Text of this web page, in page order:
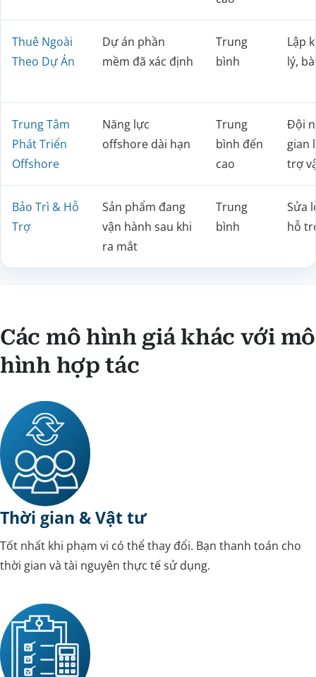
Thuê Ngoài
Theo Dự Án
Dự án phần
mềm đã xác định
Trung
bình
Lập
lý,
Trung Tâm
Phát Triển
Offshore
Năng lực
offshore dài hạn
Trung
bình đến
cao
Đội
gian
trợ
Bảo Trì & Hỗ
Trợ
Sản phẩm đang
vận hành sau khi
ra mắt
Trung
bình
Sửa
hỗ
Các mô hình giá khác với mô
hình hợp tác
Thời gian & Vật tư
Tốt nhất khi phạm vi có thể thay đổi. Bạn thanh toán cho
thời gian và tài nguyên thực tế sử dụng.